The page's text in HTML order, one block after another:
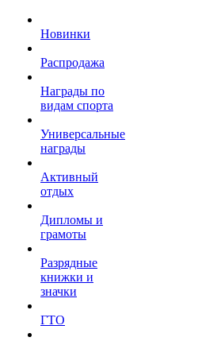
Новинки
Распродажа
Награды по
видам спорта
Универсальные
награды
Активный
отдых
Дипломы и
грамоты
Разрядные
книжки и
значки
ГТО